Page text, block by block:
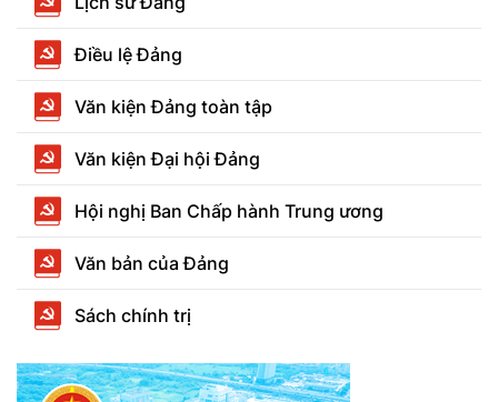
Điều lệ Đảng
Văn kiện Đảng toàn tập
Văn kiện Đại hội Đảng
Hội nghị Ban Chấp hành Trung ương
Văn bản của Đảng
Sách chính trị